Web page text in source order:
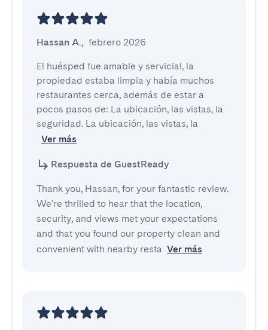
Hassan A., febrero 2026
El huésped fue amable y servicial, la
propiedad estaba limpia y había muchos
restaurantes cerca, además de estar a
pocos pasos de: La ubicación, las vistas, la
seguridad. La ubicación, las vistas, la
Ver más
Respuesta de GuestReady
Thank you, Hassan, for your fantastic review.
We're thrilled to hear that the location,
security, and views met your expectations
and that you found our property clean and
convenient with nearby resta Ver más